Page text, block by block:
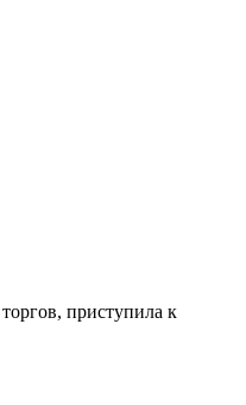
приступила к